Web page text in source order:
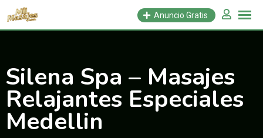
Saltar
Anuncio Gratis
Silena Spa – Masajes
Relajantes Especiales
Medellin